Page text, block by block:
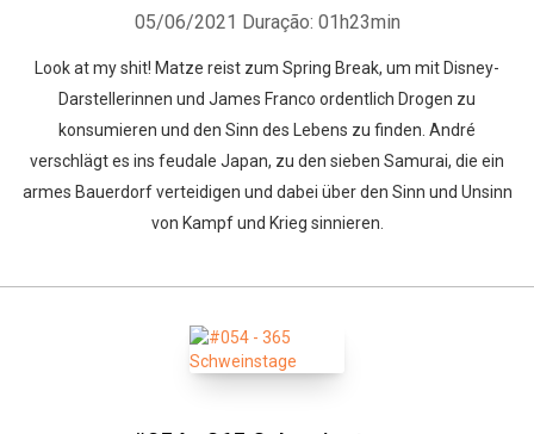
05/06/2021 Duração: 01h23min
Look at my shit! Matze reist zum Spring Break, um mit Disney-
Darstellerinnen und James Franco ordentlich Drogen zu
konsumieren und den Sinn des Lebens zu finden. André
verschlägt es ins feudale Japan, zu den sieben Samurai, die ein
armes Bauerdorf verteidigen und dabei über den Sinn und Unsinn
von Kampf und Krieg sinnieren.